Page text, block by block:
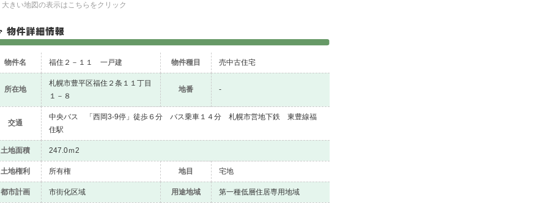
大きい地図の表示はこちらをクリック
物件名 福住２－１１ 一戸建 物件種目 売中古住宅
所在地
札幌市豊平区福住２条１１丁目
１－８
地番 -
交通
中央バス 「西岡3-9停」徒歩６分 バス乗車１４分 札幌市営地下鉄 東豊線福
住駅
土地面積 247.0ｍ2
土地権利 所有権 地目 宅地
都市計画 市街化区域 用途地域 第一種低層住居専用地域